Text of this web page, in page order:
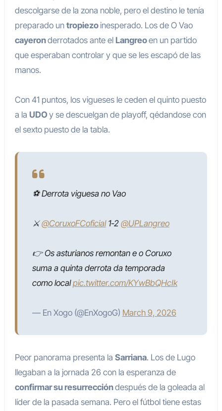
descolgarse de la zona noble, pero el destino le tenía
preparado un tropiezoinesperado. Los de O Vao
cayeronderrotados ante el Langreoen un partido
que esperaban controlar y que se les escapó de las
manos.
Con 41 puntos, los vigueses le ceden el quinto puesto
a la UDO y se descuelgan de playoff, qédandose con
el sexto puesto de la tabla.
⚽️ Derrota viguesa no Vao
⚔️@CoruxoFCoficial1-2 @UPLangreo
👉 Os asturianos remontan e o Coruxo
suma a quinta derrota da temporada
como localpic.twitter.com/KYwBbQHcIk
— En Xogo (@EnXogoG) March 9, 2026
Peor panorama presenta la Sarriana. Los de Lugo
llegaban a la jornada 26 con la esperanza de
confirmar su resurreccióndespués de la goleada al
líder de la pasada semana. Pero el fútbol tiene estas